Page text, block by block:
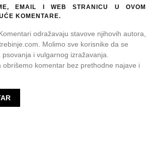
EMAIL I WEB STRANICU U OVOM
KOMENTARE.
odražavaju stavove njihovih autora,
Molimo sve korisnike da se
i vulgarnog izražavanja.
komentar bez prethodne najave i